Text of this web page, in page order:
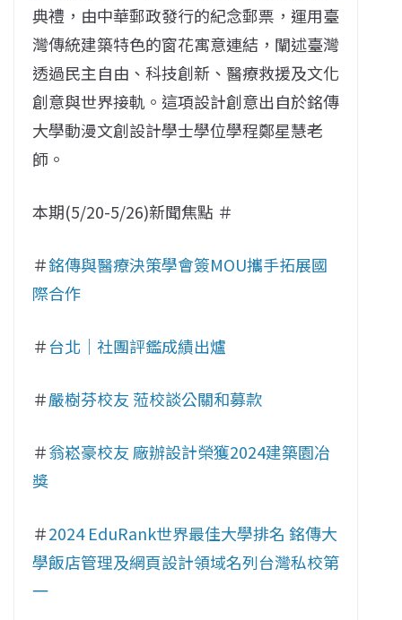
典禮，由中華郵政發行的紀念郵票，運用臺
灣傳統建築特色的窗花寓意連結，闡述臺灣
透過民主自由、科技創新、醫療救援及文化
創意與世界接軌。這項設計創意出自於銘傳
大學動漫文創設計學士學位學程鄭星慧老
師。
本期(5/20-5/26)新聞焦點 ＃
＃銘傳與醫療決策學會簽MOU攜手拓展國
際合作
＃台北｜社團評鑑成績出爐
＃嚴樹芬校友 蒞校談公關和募款
＃翁崧豪校友 廠辦設計榮獲2024建築園冶
獎
＃2024 EduRank世界最佳大學排名 銘傳大
學飯店管理及網頁設計領域名列台灣私校第
一